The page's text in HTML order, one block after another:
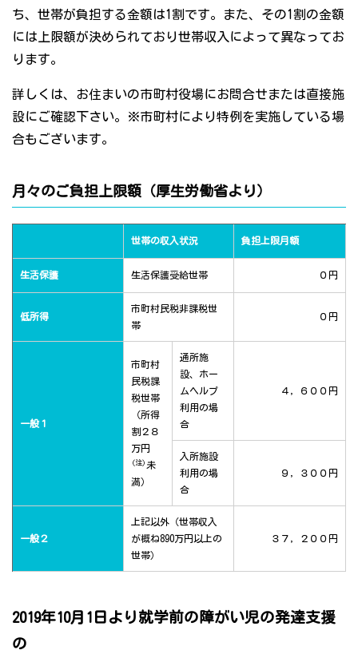
ち、世帯が負担する金額は1割です。また、その1割の金額
には上限額が決められており世帯収入によって異なってお
ります。
詳しくは、お住まいの市町村役場にお問合せまたは直接施
設にご確認下さい。※市町村により特例を実施している場
合もございます。
月々のご負担上限額（厚生労働省より）
世帯の収入状況 負担上限月額
生活保護 生活保護受給世帯 ０円
低所得
市町村民税非課税世
帯
０円
一般１
市町村
民税課
税世帯
（所得
割２８
万円
(注) 未
満）
通所施
設、ホー
ムヘルプ
利用の場
合
４，６００円
入所施設
利用の場
合
９，３００円
一般２
上記以外（世帯収入
が概ね890万円以上の
世帯）
３７，２００円
2019年10月1日より就学前の障がい児の発達支援
の